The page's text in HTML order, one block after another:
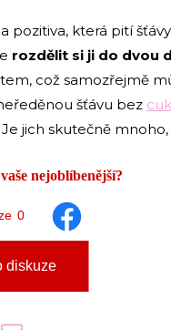
pozitiva, která pití
rozdělit si ji do dvou
což samozřejmě
šťávu bez
Je jich skutečně
nejoblíbenější?
0
diskuze